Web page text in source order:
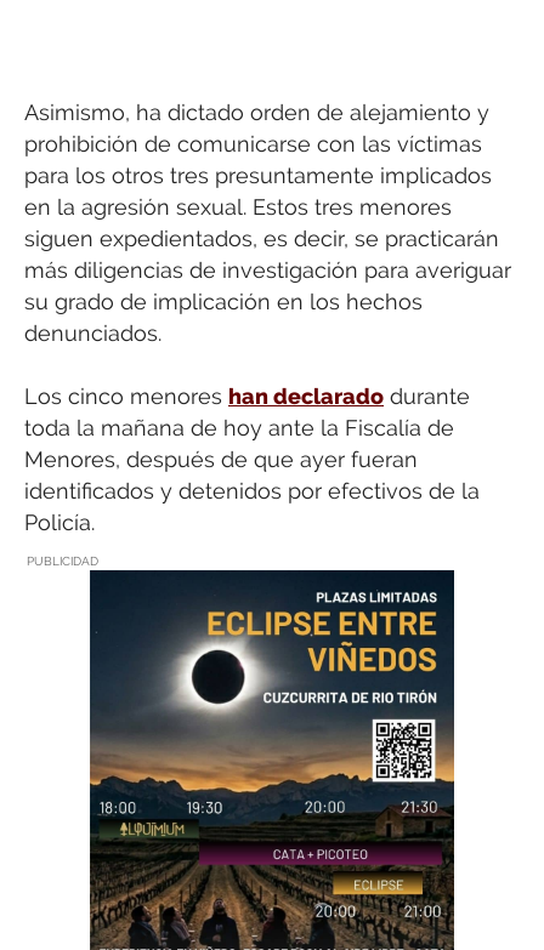
Asimismo, ha dictado orden de alejamiento y
prohibición de comunicarse con las víctimas
para los otros tres presuntamente implicados
en la agresión sexual. Estos tres menores
siguen expedientados, es decir, se practicarán
más diligencias de investigación para averiguar
su grado de implicación en los hechos
denunciados.
Los cinco menores han declarado durante
toda la mañana de hoy ante la Fiscalía de
Menores, después de que ayer fueran
identificados y detenidos por efectivos de la
Policía.
PUBLICIDAD